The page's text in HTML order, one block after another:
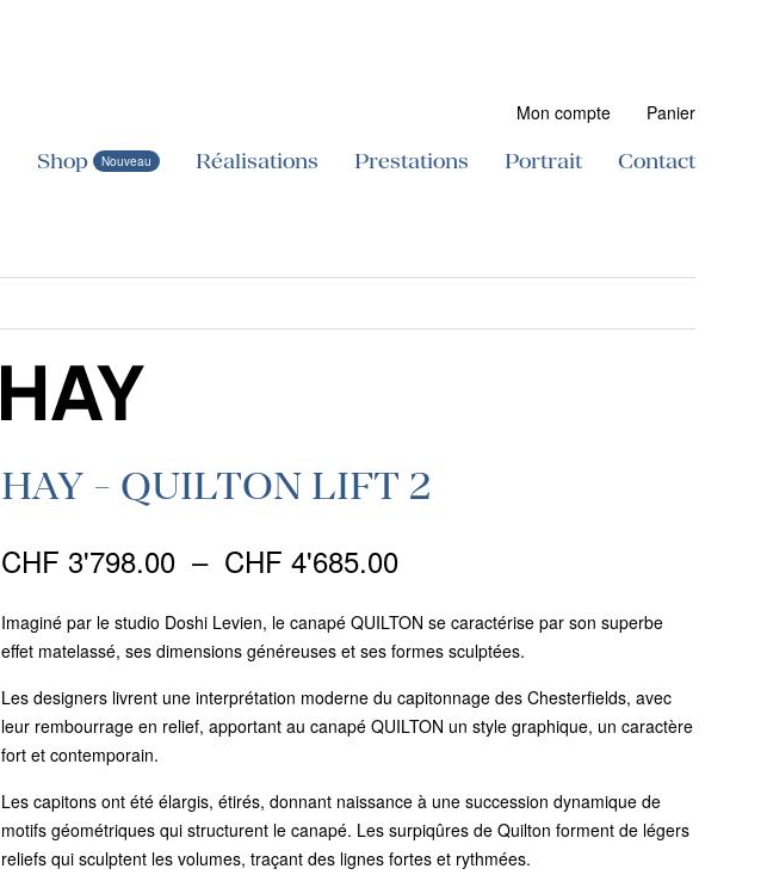
Mon compte Panier
Shop Réalisations Prestations Portrait Contact
HAY - QUILTON LIFT 2
CHF 3'798.00 – CHF 4'685.00Plage
de
prix :
CHF 3'798.00
à
CHF 4'685.00
Imaginé par le studio Doshi Levien, le canapé QUILTON se caractérise par son superbe
effet matelassé, ses dimensions généreuses et ses formes sculptées.
Les designers livrent une interprétation moderne du capitonnage des Chesterfields, avec
leur rembourrage en relief, apportant au canapé QUILTON un style graphique, un caractère
fort et contemporain.
Les capitons ont été élargis, étirés, donnant naissance à une succession dynamique de
motifs géométriques qui structurent le canapé. Les surpiqûres de Quilton forment de légers
reliefs qui sculptent les volumes, traçant des lignes fortes et rythmées.